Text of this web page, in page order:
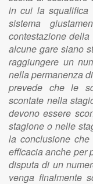
in cui la squalifica
sistema
contestazione
alcune gare siano
raggiungere un
nella permanenza
prevede che le
scontate nella
devono essere
stagione o nelle
la conclusione
efficacia anche per
disputa di un
venga finalmente